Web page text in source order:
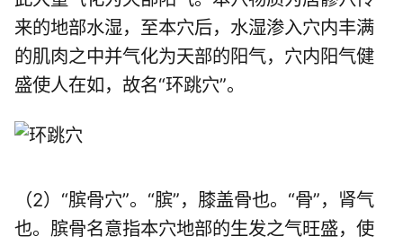
来的地部水湿，至本穴后，水湿渗入穴内丰满
的肌肉之中并气化为天部的阳气，穴内阳气健
盛使人在如，故名“环跳穴”。
（2）“膑骨穴”。“膑”，膝盖骨也。“骨”，肾气
也。膑骨名意指本穴地部的生发之气旺盛，使